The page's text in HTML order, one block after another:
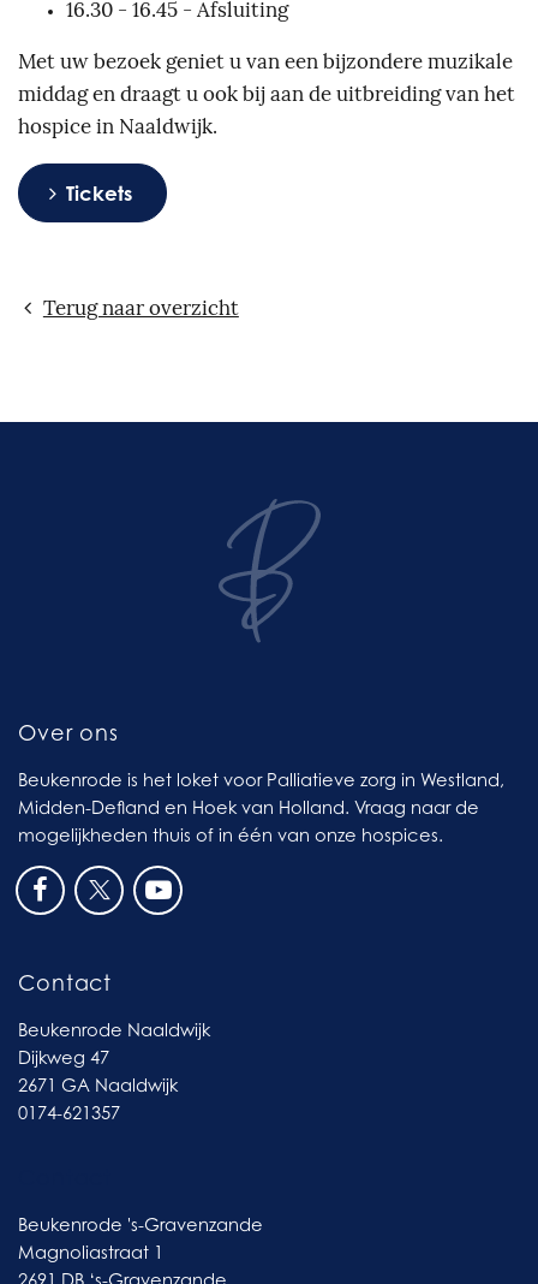
16.30 - 16.45 - Afsluiting
Met uw bezoek geniet u van een bijzondere muzikale
middag en draagt u ook bij aan de uitbreiding van het
hospice in Naaldwijk.
Tickets
Terug naar overzicht
Over ons
Beukenrode is het loket voor Palliatieve zorg in Westland,
Midden-Defland en Hoek van Holland. Vraag naar de
mogelijkheden thuis of in één van onze hospices.
Contact
Beukenrode Naaldwijk
Dijkweg 47
2671 GA Naaldwijk
0174-621357
Beukenrode 's-Gravenzande
Magnoliastraat 1